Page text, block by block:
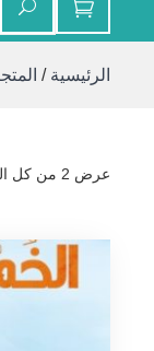
الرئيسية /
عرض ⁦2⁩ من كل النتائج